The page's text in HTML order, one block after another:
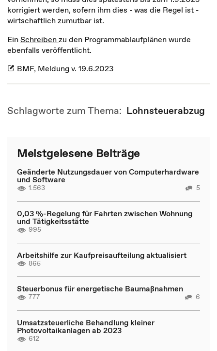
korrigiert werden, sofern ihm dies - was die Regel ist -
wirtschaftlich zumutbar ist.
EinSchreibenzu den Programmablaufplänen wurde
ebenfalls veröffentlicht.
BMF, Meldung v. 19.6.2023
Schlagworte zum Thema: Lohnsteuerabzug
Meistgelesene Beiträge
Geänderte Nutzungsdauer von Computerhardware
und Software
1.563 5
0,03 %-Regelung für Fahrten zwischen Wohnung
und Tätigkeitsstätte
995
Arbeitshilfe zur Kaufpreisaufteilung aktualisiert
865
Steuerbonus für energetische Baumaßnahmen
777 6
Umsatzsteuerliche Behandlung kleiner
Photovoltaikanlagen ab 2023
612